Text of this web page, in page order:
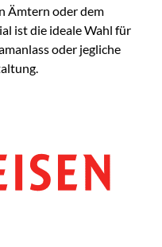
Ämtern oder dem
ist die ideale Wahl für
oder jegliche